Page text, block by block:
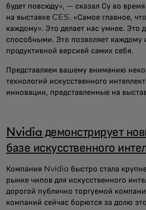
будет повсюду», — сказал Су во
на выставке CES. «Самое главное,
каждому». Это делает нас умнее. Это
способными. Это позволяет каждому
продуктивной версией самих себя.
Представляем вашему вниманию
технологий искусственного
инновации, представленные на
Nvidia демонстрирует
базе искусственного
Компания Nvidia быстро стала
рынке чипов для искусственного
дорогой публично торгуемой
компаний сейчас борются за долю